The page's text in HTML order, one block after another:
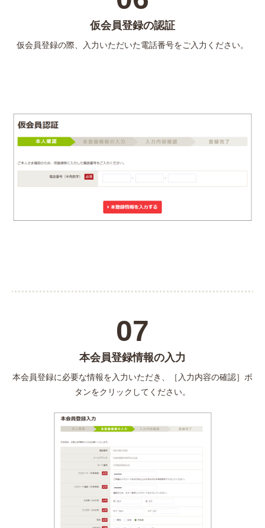
仮会員登録の認証
仮会員登録の際、入力いただいた電話番号をご入力ください。
07
本会員登録情報の入力
本会員登録に必要な情報を入力いただき、［入力内容の確認］ボ
タンをクリックしてください。